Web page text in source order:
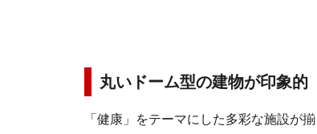
丸いドーム型の建物が印象
「健康」をテーマにした多彩な施設が